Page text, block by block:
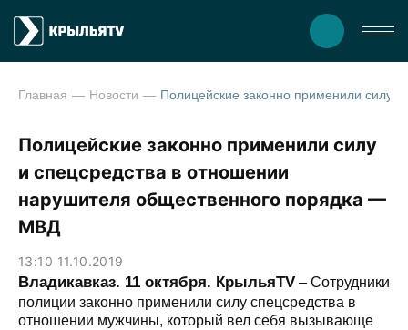
Главная Новости
Полицейские законно применили силу
и спецсредства в отношении
нарушителя общественного порядка —
МВД
13:10 11.10.2019
Владикавказ. 11 октября. КрыльяTV – Сотрудники
полиции законно применили силу спецсредства в
отношении мужчины, который вел себя вызывающе